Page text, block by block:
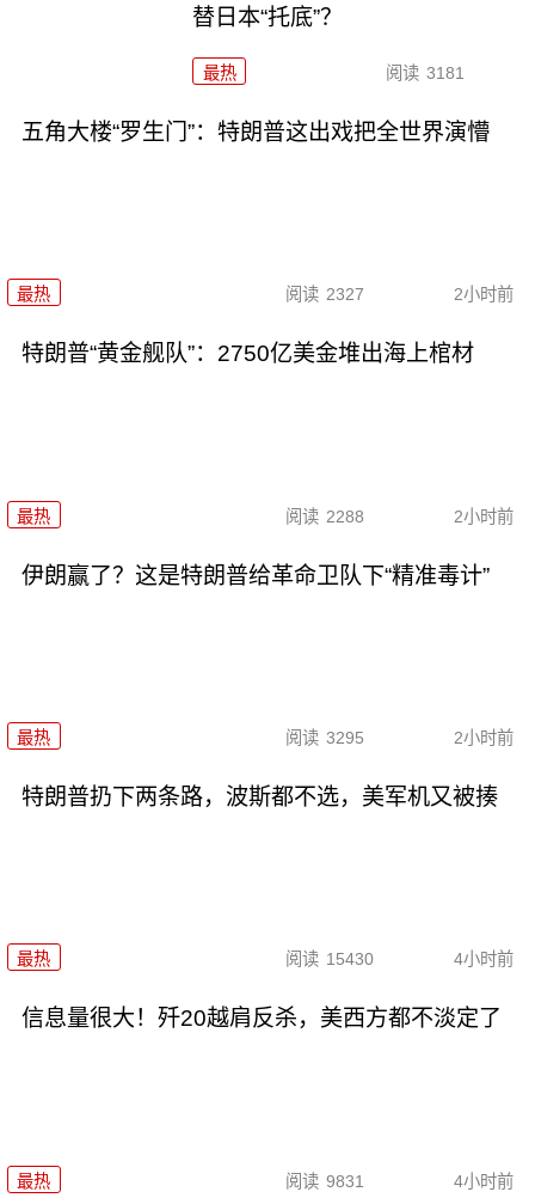
替日本“托底”？
最热 阅读 3181
五角大楼“罗生门”：特朗普这出戏把全世界演懵
最热 阅读 2327 2小时前
特朗普“黄金舰队”：2750亿美金堆出海上棺材
最热 阅读 2288 2小时前
伊朗赢了？这是特朗普给革命卫队下“精准毒计”
最热 阅读 3295 2小时前
特朗普扔下两条路，波斯都不选，美军机又被揍
最热 阅读 15430 4小时前
信息量很大！歼20越肩反杀，美西方都不淡定了
最热 阅读 9831 4小时前